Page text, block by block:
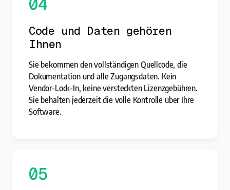
04
Code und Daten gehören
Ihnen
Sie bekommen den vollständigen Quellcode, die
Dokumentation und alle Zugangsdaten. Kein
Vendor-Lock-In, keine versteckten Lizenzgebühren.
Sie behalten jederzeit die volle Kontrolle über Ihre
Software.
05